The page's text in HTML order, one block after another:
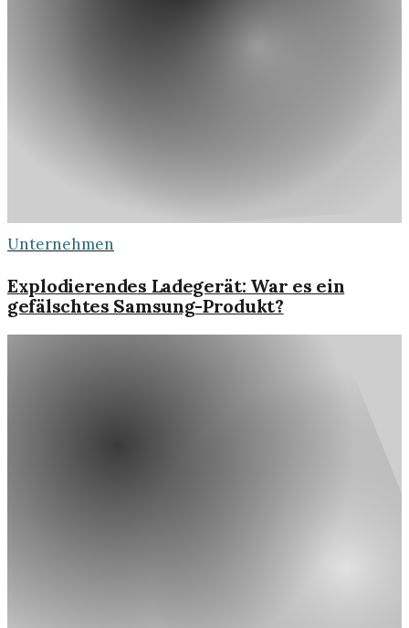
Unternehmen
Explodierendes Ladegerät: War es ein
gefälschtes Samsung-Produkt?